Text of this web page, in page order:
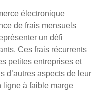
électronique
de frais mensuels
un défi
Ces frais récurrents
petites entreprises et
d’autres aspects de leur
ligne à faible marge